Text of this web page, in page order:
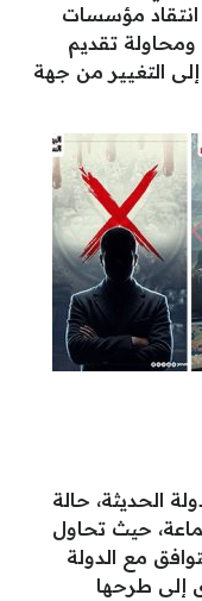
مؤسسات
ومحاولة تقديم
التغيير من جهة
الحديثة، حالة
حيث تحاول
مع الدولة
إلى طرحها